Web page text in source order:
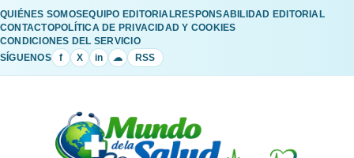
QUIÉNES SOMOSEQUIPO EDITORIALRESPONSABILIDAD EDITORIAL
CONTACTOPOLÍTICA DE PRIVACIDAD Y COOKIES
CONDICIONES DEL SERVICIO
SÍGUENOS
f X in ☁ RSS